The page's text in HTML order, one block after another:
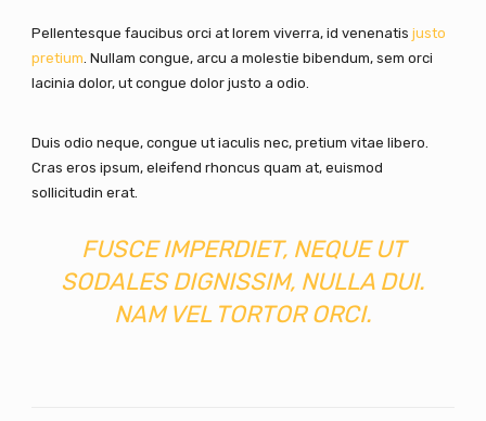
Pellentesque faucibus orci at lorem viverra, id venenatis justo
pretium. Nullam congue, arcu a molestie bibendum, sem orci
lacinia dolor, ut congue dolor justo a odio.
Duis odio neque, congue ut iaculis nec, pretium vitae libero.
Cras eros ipsum, eleifend rhoncus quam at, euismod
sollicitudin erat.
FUSCE IMPERDIET, NEQUE UT
SODALES DIGNISSIM, NULLA DUI.
NAM VEL TORTOR ORCI.